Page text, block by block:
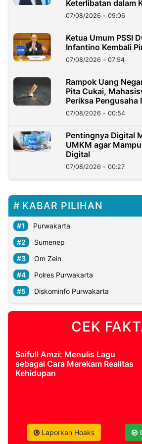
Keterlibatan dalam
Dana Nasabah
07/08/2026 - 09:06
Ketua Umum PSSI
Infantino Kembali
07/08/2026 - 07:54
Rampok Uang
Pita Cukai,
Periksa Pengusaha
07/08/2026 - 00:54
Pentingnya Digital
UMKM agar
Digital
07/08/2026 - 00:27
KABAR PILIHAN
Purwakarta
Sumenep
Om Zein
Polres Purwakarta
Diskominfo Purwakarta
CEK
Saifull Amzi: Menulis Lagu
sebagai Cara Merekam Realitas
Kehidupan
Laporkan Hoaks